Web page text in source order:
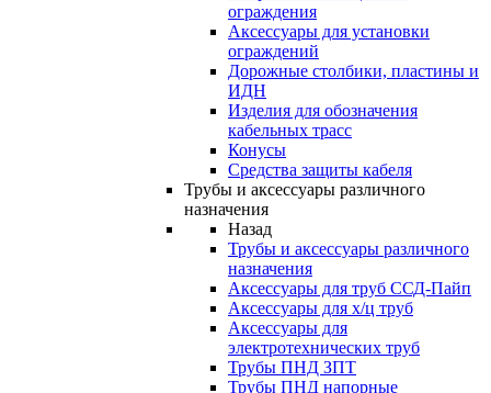
ограждения
Аксессуары для установки
ограждений
Дорожные столбики, пластины и
ИДН
Изделия для обозначения
кабельных трасс
Конусы
Средства защиты кабеля
Трубы и аксессуары различного
назначения
Назад
Трубы и аксессуары различного
назначения
Аксессуары для труб ССД-Пайп
Аксессуары для х/ц труб
Аксессуары для
электротехнических труб
Трубы ПНД ЗПТ
Трубы ПНД напорные